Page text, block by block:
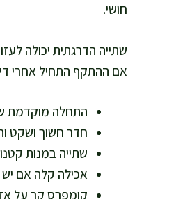
חושי.
שתייה הדרגתית יכולה
אם ההתקף התחיל אחרי
התחלה מוקדמת
חדר חשוך ושקט
שתייה במנות
אכילה קלה אם יש
קומפרס קר על